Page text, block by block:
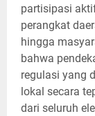
partisipasi
perangkat
hingga
bahwa
regulasi yang
lokal secara
dari seluruh